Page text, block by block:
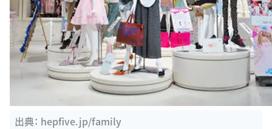
出典： hepfive.jp/family